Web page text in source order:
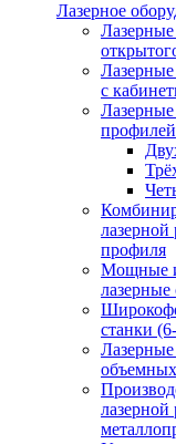
Лазерное
Лазерные
Лазерные
с
Лазерные
профилей
лазерной
профиля
Мощные
станки
Лазерные
лазерной